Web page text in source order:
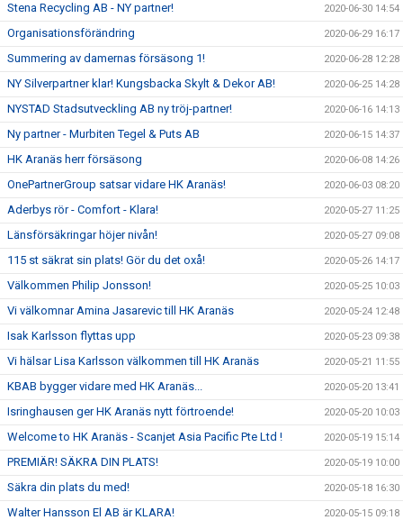
Stena Recycling AB - NY partner! 2020-06-30 14:54
Organisationsförändring 2020-06-29 16:17
Summering av damernas försäsong 1! 2020-06-28 12:28
NY Silverpartner klar! Kungsbacka Skylt & Dekor AB! 2020-06-25 14:28
NYSTAD Stadsutveckling AB ny tröj-partner! 2020-06-16 14:13
Ny partner - Murbiten Tegel & Puts AB 2020-06-15 14:37
HK Aranäs herr försäsong 2020-06-08 14:26
OnePartnerGroup satsar vidare HK Aranäs! 2020-06-03 08:20
Aderbys rör - Comfort - Klara! 2020-05-27 11:25
Länsförsäkringar höjer nivån! 2020-05-27 09:08
115 st säkrat sin plats! Gör du det oxå! 2020-05-26 14:17
Välkommen Philip Jonsson! 2020-05-25 10:03
Vi välkomnar Amina Jasarevic till HK Aranäs 2020-05-24 12:48
Isak Karlsson flyttas upp 2020-05-23 09:38
Vi hälsar Lisa Karlsson välkommen till HK Aranäs 2020-05-21 11:55
KBAB bygger vidare med HK Aranäs... 2020-05-20 13:41
Isringhausen ger HK Aranäs nytt förtroende! 2020-05-20 10:03
Welcome to HK Aranäs - Scanjet Asia Pacific Pte Ltd ! 2020-05-19 15:14
PREMIÄR! SÄKRA DIN PLATS! 2020-05-19 10:00
Säkra din plats du med! 2020-05-18 16:30
Walter Hansson El AB är KLARA! 2020-05-15 09:18